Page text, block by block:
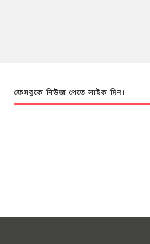
ফেসবুকে নিউজ পেতে লাইক দিন।